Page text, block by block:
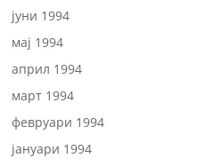
јуни 1994
мај 1994
април 1994
март 1994
февруари 1994
јануари 1994